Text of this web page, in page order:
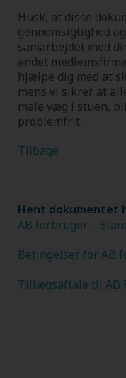
Husk, at disse
gennemsigtighed
samarbejdet med
andet
hjælpe dig med at
mens vi sikrer at
male væg i stuen,
problemfrit.
Tilbage
Hent dokumentet
AB forbruger –
Betingelser for AB
Tillægsaftale til AB